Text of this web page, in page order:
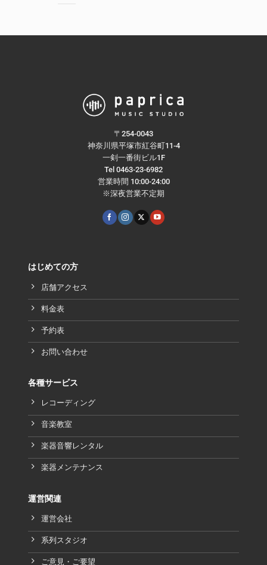
〒254-0043
神奈川県平塚市紅谷町11-4
一剣一番街ビル1F
Tel 0463-23-6982
営業時間 10:00-24:00
※深夜営業不定期
はじめての方
店舗アクセス
料金表
予約表
お問い合わせ
各種サービス
レコーディング
音楽教室
楽器音響レンタル
楽器メンテナンス
運営関連
運営会社
系列スタジオ
ご意見・ご要望